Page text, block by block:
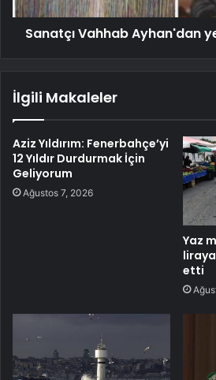
Sanatçı Vahhab Ayhan'dan
İlgili Makaleler
Aziz Yıldırım: Fenerbahçe’yi
12 Yıldır Durdurmak İçin
Geliyorum
Ağustos 7, 2026
Yaz
etti